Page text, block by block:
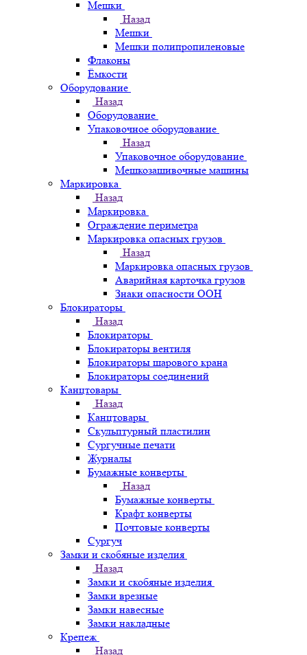
Мешки
Назад
Мешки
Мешки полипропиленовые
Флаконы
Ёмкости
Оборудование
Назад
Оборудование
Упаковочное оборудование
Назад
Упаковочное оборудование
Мешкозашивочные машины
Маркировка
Назад
Маркировка
Ограждение периметра
Маркировка опасных грузов
Назад
Маркировка опасных грузов
Аварийная карточка грузов
Знаки опасности ООН
Блокираторы
Назад
Блокираторы
Блокираторы вентиля
Блокираторы шарового крана
Блокираторы соединений
Канцтовары
Назад
Канцтовары
Скульптурный пластилин
Сургучные печати
Журналы
Бумажные конверты
Назад
Бумажные конверты
Крафт конверты
Почтовые конверты
Сургуч
Замки и скобяные изделия
Назад
Замки и скобяные изделия
Замки врезные
Замки навесные
Замки накладные
Крепеж
Назад